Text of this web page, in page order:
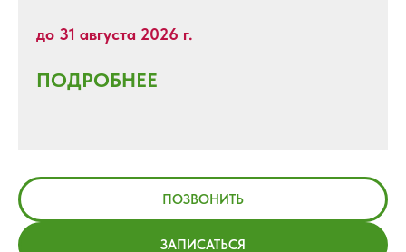
до 31 августа 2026 г.
ПОДРОБНЕЕ
ПОЗВОНИТЬ
ЗАПИСАТЬСЯ